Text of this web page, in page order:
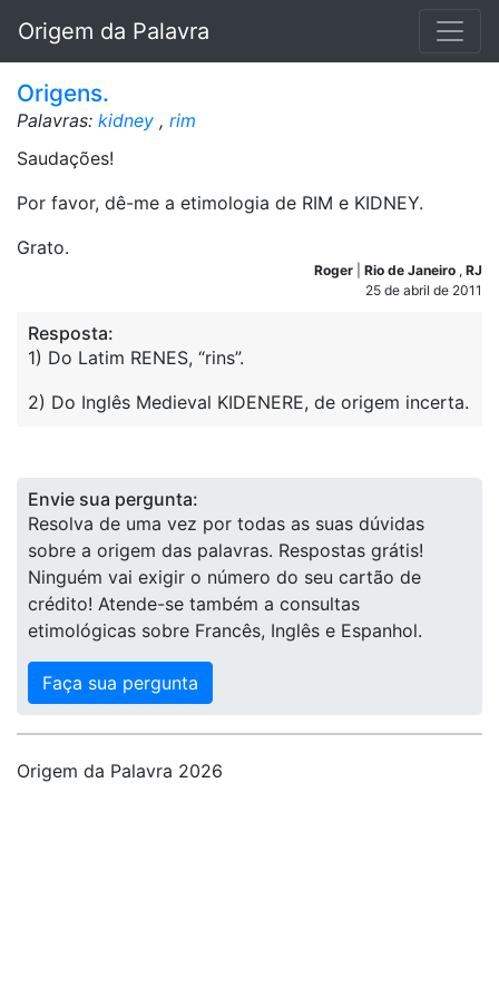
Origem da Palavra
Origens.
Palavras: kidney , rim
Saudações!
Por favor, dê-me a etimologia de RIM e KIDNEY.
Grato.
Roger Rio de Janeiro , RJ
25 de abril de 2011
Resposta:
1) Do Latim RENES, “rins”.
2) Do Inglês Medieval KIDENERE, de origem incerta.
Envie sua pergunta:
Resolva de uma vez por todas as suas dúvidas
sobre a origem das palavras. Respostas grátis!
Ninguém vai exigir o número do seu cartão de
crédito! Atende-se também a consultas
etimológicas sobre Francês, Inglês e Espanhol.
Faça sua pergunta
Origem da Palavra 2026